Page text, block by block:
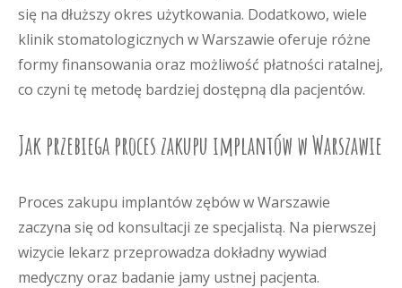
się na dłuższy okres użytkowania. Dodatkowo, wiele
klinik stomatologicznych w Warszawie oferuje różne
formy finansowania oraz możliwość płatności ratalnej,
co czyni tę metodę bardziej dostępną dla pacjentów.
Jak przebiega proces zakupu implantów w Warszawie
Proces zakupu implantów zębów w Warszawie
zaczyna się od konsultacji ze specjalistą. Na pierwszej
wizycie lekarz przeprowadza dokładny wywiad
medyczny oraz badanie jamy ustnej pacjenta.